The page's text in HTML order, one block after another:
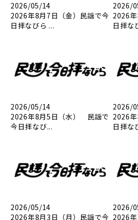
2026/05/14
2026年8月7日（金）民謡で今
日拝なびら ...
2026/
2026
日拝な
2026/05/14
2026年8月5日（水） 民謡で
今日拝なび...
2026/
2026
日拝な
2026/05/14
2026年8月3日（月）民謡で今
2026/
2026